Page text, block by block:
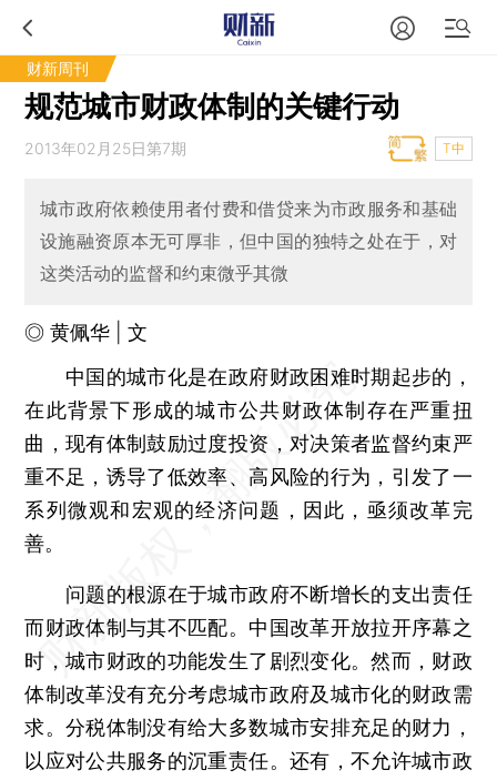
财新周刊
规范城市财政体制的关键行动
2013年02月25日第7期 T中
城市政府依赖使用者付费和借贷来为市政服务和基础
设施融资原本无可厚非，但中国的独特之处在于，对
这类活动的监督和约束微乎其微
◎ 黄佩华 | 文
中国的城市化是在政府财政困难时期起步的，
在此背景下形成的城市公共财政体制存在严重扭
曲，现有体制鼓励过度投资，对决策者监督约束严
重不足，诱导了低效率、高风险的行为，引发了一
系列微观和宏观的经济问题，因此，亟须改革完
善。
问题的根源在于城市政府不断增长的支出责任
而财政体制与其不匹配。中国改革开放拉开序幕之
时，城市财政的功能发生了剧烈变化。然而，财政
体制改革没有充分考虑城市政府及城市化的财政需
求。分税体制没有给大多数城市安排充足的财力，
以应对公共服务的沉重责任。还有，不允许城市政